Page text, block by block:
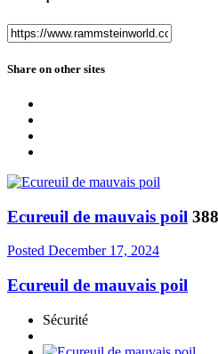
Share on other sites
Ecureuil de mauvais poil
Posted December 17, 2024
Ecureuil de mauvais poil
Sécurité